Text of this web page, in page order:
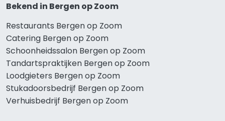
Bekend in Bergen op Zoom
Restaurants Bergen op Zoom
Catering Bergen op Zoom
Schoonheidssalon Bergen op Zoom
Tandartspraktijken Bergen op Zoom
Loodgieters Bergen op Zoom
Stukadoorsbedrijf Bergen op Zoom
Verhuisbedrijf Bergen op Zoom